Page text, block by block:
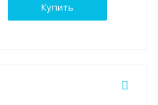
Купить